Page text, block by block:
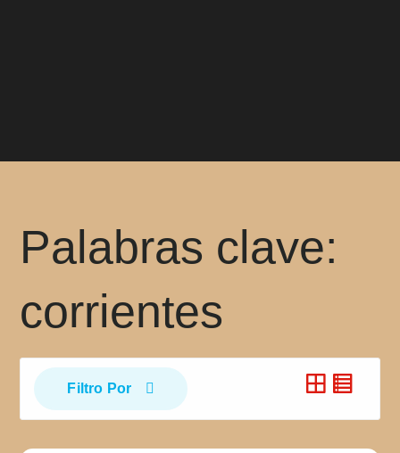
Palabras clave:
corrientes
Filtro Por